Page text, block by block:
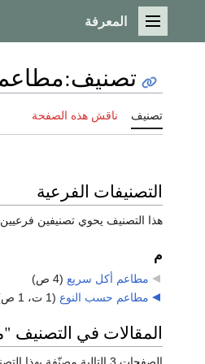
القائمة الرئيسية
المعرفة
تصنيف:
تصنيف ناقش هذه الصفحة
التصنيفات الفرعية
هذا التصنيف يحوي تصنيفين
م
مطاعم أكل سريع (4 ص)
مطاعم حسب النوع (1 ت، 1 ص)
المقالات في التصنيف